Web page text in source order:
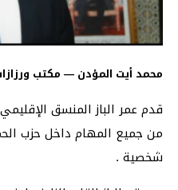
محمد أيت المؤدن — مكتب
قدم عمر الباز المنسق الإقليمي
من جميع المهام داخل حزب
شخصية .